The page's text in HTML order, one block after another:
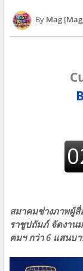
Mag
สมาคมช่างภาพผู้สื่
ราชูปถัมภ์ จัดงาน
คมฯ กว่า 6 แสนบ